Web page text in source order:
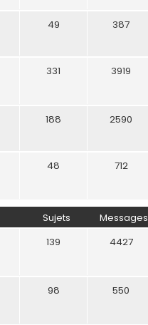
49 387
331 3919
188 2590
48 712
Sujets Messages
139 4427
98 550